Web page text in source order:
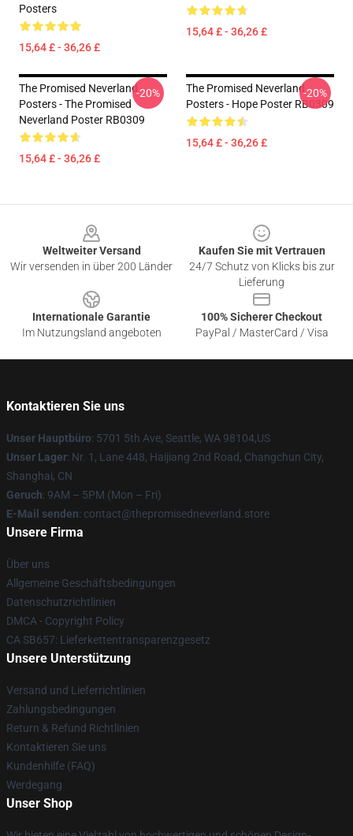
Posters
15,64 £ - 36,26 £
15,64 £ - 36,26 £
The Promised Neverland
Posters - The Promised
Neverland Poster RB0309
15,64 £ - 36,26 £
-20%
The Promised Neverland
Posters - Hope Poster RB0309
15,64 £ - 36,26 £
-20%
Weltweiter Versand
Wir versenden in über 200 Länder
Kaufen Sie mit Vertrauen
24/7 Schutz von Klicks bis zur
Lieferung
Internationale Garantie
Im Nutzungsland angeboten
100% Sicherer Checkout
PayPal / MasterCard / Visa
Kontaktieren Sie uns
Unser Hauptbüro: 5701 5th Ave, Seattle, WA 98104,US
Unser Lager: Nr. 1, Lane 448, Haijiang 2nd Road, Changchun City,
Shanghai, CN
Geruch: 9AM – 5PM (Mon – Fri)
E-Mail senden: contact@thepromisedneverland.store
Unsere Firma
Über uns
Allgemeine Geschäftsbedingungen
Datenschutzrichtlinien
DMCA - Copyright Policy
CA SB657: Lieferkettentransparenzgesetz
Unsere Unterstützung
Versand und Lieferrichtlinien
Zahlungsbedingungen
Return & Refund Richtlinien
Kontaktieren Sie uns
Kundenhilfe (FAQ)
Werdegang
Unser Shop